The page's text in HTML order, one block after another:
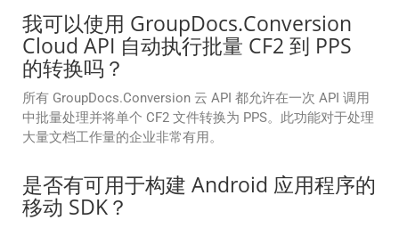
我可以使用 GroupDocs.Conversion
Cloud API 自动执行批量 CF2 到 PPS
的转换吗？
所有 GroupDocs.Conversion 云 API 都允许在一次 API 调用
中批量处理并将单个 CF2 文件转换为 PPS。此功能对于处理
大量文档工作量的企业非常有用。
是否有可用于构建 Android 应用程序的
移动 SDK？